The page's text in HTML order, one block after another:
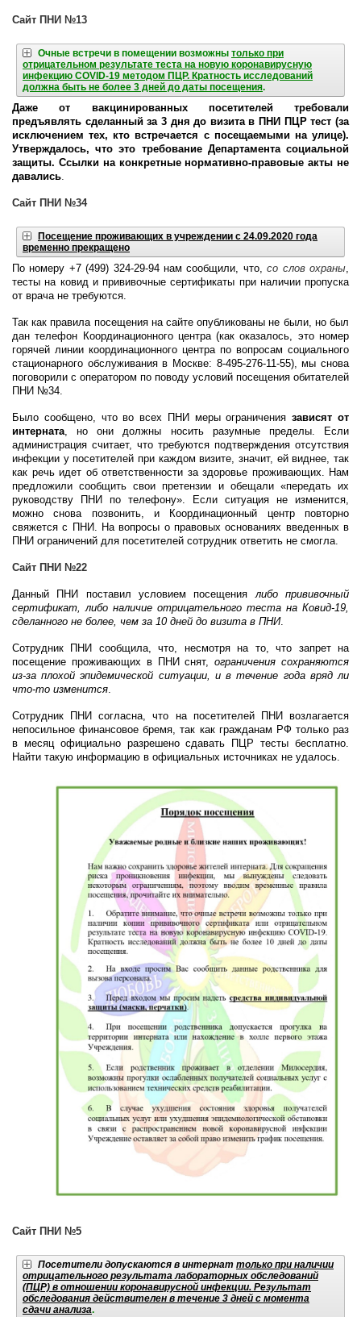
Сайт ПНИ №13
Очные встречи в помещении возможны только при
отрицательном результате теста на новую коронавирусную
инфекцию COVID-19 методом ПЦР. Кратность исследований
должна быть не более 3 дней до даты посещения.
Даже от вакцинированных посетителей требовали
предъявлять сделанный за 3 дня до визита в ПНИ ПЦР тест (за
исключением тех, кто встречается с посещаемыми на улице).
Утверждалось, что это требование Департамента социальной
защиты. Ссылки на конкретные нормативно-правовые акты не
давались
Сайт ПНИ №34
Посещение проживающих в учреждении с 24.09.2020 года
временно прекращено
По номеру +7 (499) 324-29-94 нам сообщили, что,со слов охраны
тесты на ковид и прививочные сертификаты при наличии пропуска
от врача не требуются.
Так как правила посещения на сайте опубликованы не были, но был
дан телефон Координационного центра (как оказалось, это номер
горячей линии координационного центра по вопросам социального
стационарного обслуживания в Москве: 8-495-276-11-55), мы снова
поговорили с оператором по поводу условий посещения обитателей
ПНИ №34.
Было сообщено, что во всех ПНИ меры ограничениязависят от
интерната , но они должны носить разумные пределы. Если
администрация считает, что требуются подтверждения отсутствия
инфекции у посетителей при каждом визите, значит, ей виднее, так
как речь идет об ответственности за здоровье проживающих. Нам
предложили сообщить свои претензии и обещали «передать их
руководству ПНИ по телефону». Если ситуация не изменится,
можно снова позвонить, и Координационный центр повторно
свяжется с ПНИ. На вопросы о правовых основаниях введенных в
ПНИ ограничений для посетителей сотрудник ответить не смогла.
Сайт ПНИ №22
Данный ПНИ поставил условием посещения либо прививочный
сертификат, либо наличие отрицательного теста на Ковид-19,
сделанного не более, чем за 10 дней до визита в ПНИ.
Сотрудник ПНИ сообщила, что, несмотря на то, что запрет на
посещение проживающих в ПНИ снят,ограничения сохраняются
из-за плохой эпидемической ситуации, и в течение года вряд ли
что-то изменится
Сотрудник ПНИ согласна, что на посетителей ПНИ возлагается
непосильное финансовое бремя, так как гражданам РФ только раз
в месяц официально разрешено сдавать ПЦР тесты бесплатно.
Найти такую информацию в официальных источниках не удалось.
Сайт ПНИ №5
Посетители допускаются в интернат только при наличии
отрицательного результата лабораторных обследований
(ПЦР) в отношении коронавирусной инфекции. Результат
обследования действителен в течение 3 дней с момента
сдачи анализа.